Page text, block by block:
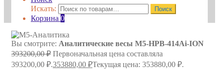
Искать:
Поиск
Корзина 0
Вы смотрите: Аналитические весы M5-HPB-414Ai-ION
393200,00₽ Первоначальная цена составляла
393200,00 ₽.353880,00 ₽Текущая цена: 353880,00 ₽.